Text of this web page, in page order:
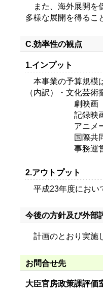
また、海外展開を
多様な展開を得るこ
C.効率性の観点
1.インプット
本事業の予算規模
（内訳）・文化芸術
劇映画 450
記録映画
アニメーショ
国際共同製
事務運営
2.アウトプット
平成23年度におい
今後の方針及び外部
計画のとおり実施
お問合せ先
大臣官房政策課評価